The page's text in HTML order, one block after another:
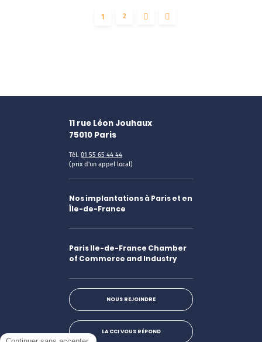
1 2
11 rue Léon Jouhaux
75010 Paris
Tél. 01 55 65 44 44
(prix d'un appel local)
Nos implantations à Paris et en
Île-de-France
Paris Ile-de-France Chamber
of Commerce and Industry
NOUS REJOINDRE
LA CCI VOUS RÉPOND